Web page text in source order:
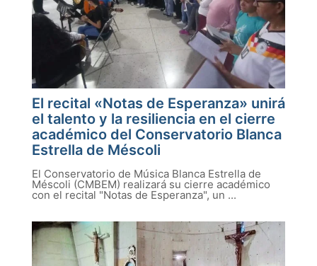
El recital «Notas de Esperanza» unirá
el talento y la resiliencia en el cierre
académico del Conservatorio Blanca
Estrella de Méscoli
El Conservatorio de Música Blanca Estrella de
Méscoli (CMBEM) realizará su cierre académico
con el recital "Notas de Esperanza", un ...